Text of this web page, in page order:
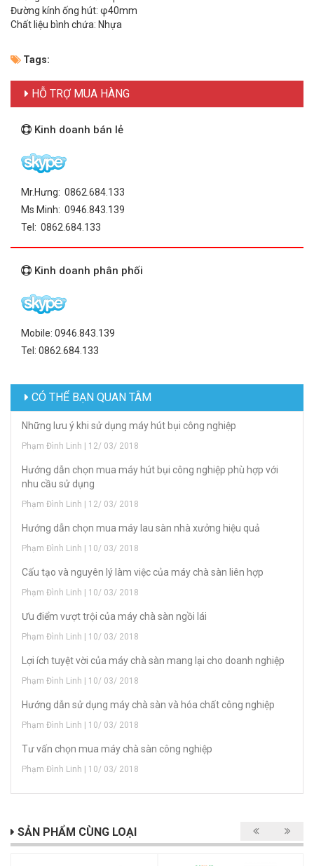
Đường kính ống hút: φ40mm
Chất liệu bình chứa: Nhựa
Tags:
HỖ TRỢ MUA HÀNG
Kinh doanh bán lẻ
Mr.Hưng: 0862.684.133
Ms Minh: 0946.843.139
Tel: 0862.684.133
Kinh doanh phân phối
Mobile: 0946.843.139
Tel: 0862.684.133
CÓ THỂ BẠN QUAN TÂM
Những lưu ý khi sử dụng máy hút bụi công nghiệp
Phạm Đình Linh | 12/ 03/ 2018
Hướng dẫn chọn mua máy hút bụi công nghiệp phù hợp với
nhu cầu sử dụng
Phạm Đình Linh | 12/ 03/ 2018
Hướng dẫn chọn mua máy lau sàn nhà xưởng hiệu quả
Phạm Đình Linh | 10/ 03/ 2018
Cấu tạo và nguyên lý làm việc của máy chà sàn liên hợp
Phạm Đình Linh | 10/ 03/ 2018
Ưu điểm vượt trội của máy chà sàn ngồi lái
Phạm Đình Linh | 10/ 03/ 2018
Lợi ích tuyệt vời của máy chà sàn mang lại cho doanh nghiệp
Phạm Đình Linh | 10/ 03/ 2018
Hướng dẫn sử dụng máy chà sàn và hóa chất công nghiệp
Phạm Đình Linh | 10/ 03/ 2018
Tư vấn chọn mua máy chà sàn công nghiệp
Phạm Đình Linh | 10/ 03/ 2018
SẢN PHẨM CÙNG LOẠI